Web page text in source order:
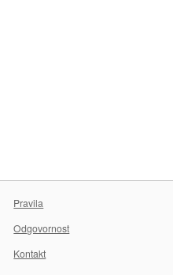
Pravila
Odgovornost
Kontakt